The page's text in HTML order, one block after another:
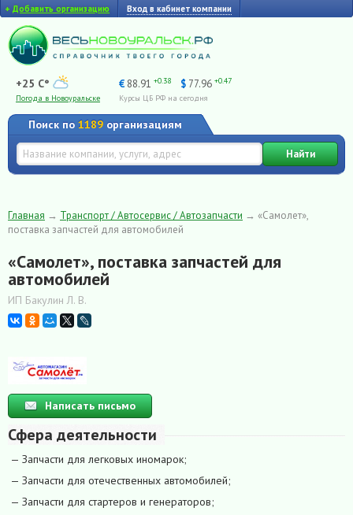
+ Добавить организацию Вход в кабинет компании
+25 C°
Погода в Новоуральске
€ 88.91 +0.38 $ 77.96 +0.47
Курсы ЦБ РФ на сегодня
Поиск по 1189 организациям
Найти
Главная → Транспорт / Автосервис / Автозапчасти → «Самолет»,
поставка запчастей для автомобилей
«Самолет», поставка запчастей для
автомобилей
ИП Бакулин Л. В.
Написать письмо
Сфера деятельности
— Запчасти для легковых иномарок;
— Запчасти для отечественных автомобилей;
— Запчасти для стартеров и генераторов;